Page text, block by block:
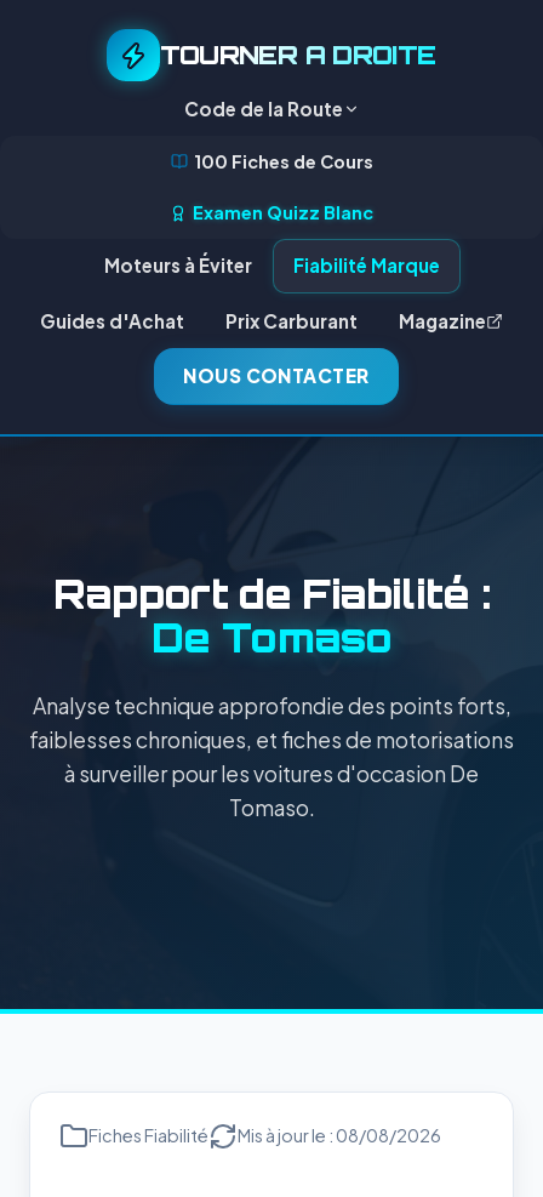
TOURNER A DROITE
Code de la Route
100 Fiches de Cours
Examen Quizz Blanc
Moteurs à Éviter Fiabilité Marque
Guides d'Achat Prix Carburant Magazine
NOUS CONTACTER
Rapport de Fiabilité :
De Tomaso
Analyse technique approfondie des points forts,
faiblesses chroniques, et fiches de motorisations
à surveiller pour les voitures d'occasion De
Tomaso.
Fiches Fiabilité Mis à jour le : 08/08/2026